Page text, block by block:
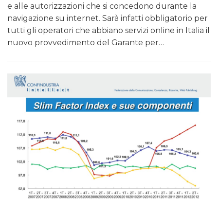
e alle autorizzazioni che si concedono durante la
navigazione su internet. Sarà infatti obbligatorio per
tutti gli operatori che abbiano servizi online in Italia il
nuovo provvedimento del Garante per…